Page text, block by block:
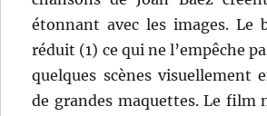
étonnant avec les images. Le
réduit (1) ce qui ne l’empêche
quelques scènes visuellement
de grandes maquettes. Le film